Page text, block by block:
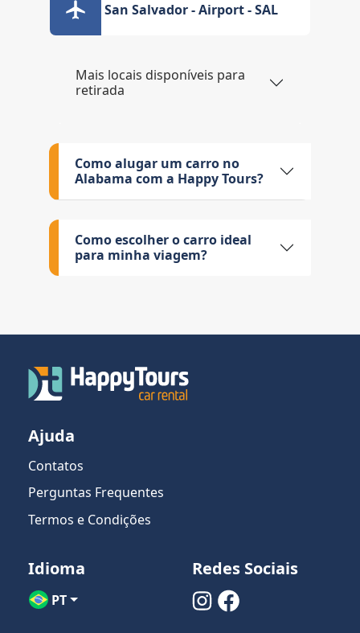
San Salvador - Airport - SAL
Mais locais disponíveis para
retirada
Como alugar um carro no
Alabama com a Happy Tours?
Como escolher o carro ideal
para minha viagem?
Ajuda
Contatos
Perguntas Frequentes
Termos e Condições
Idioma
PT
Redes Sociais